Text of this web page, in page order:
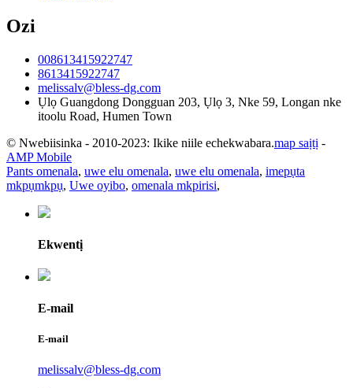
Ozi
008613415922747
8613415922747
melissalv@bless-dg.com
Ụlọ Guangdong Dongguan 203, Ụlọ 3, Nke 59, Longan nke
itoolu Road, Humen Town
© Nwebiisinka - 2010-2023: Ikike niile echekwabara.map saịtị -
AMP Mobile
Pants omenala, uwe elu omenala, uwe elu omenala, imepụta
mkpụmkpụ, Uwe oyibo, omenala mkpirisi,
Ekwentị
E-mail
E-mail
melissalv@bless-dg.com